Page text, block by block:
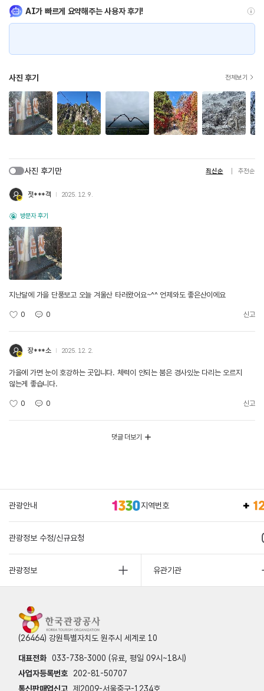
AI가 빠르게 요약해주는 사용자 후기!
사진 후기 전체보기
사진 후기만 최신순 추천순
젓***객 2025. 12. 9.
방문자 후기
지난달에 가을 단풍보고 오늘 겨울산 타러왔어요~^^ 언제와도 좋은산이에요
0 0 신고
장***소 2025. 12. 2.
가을에 가면 눈이 호강하는 곳입니다. 체력이 안되는 붐은 경사있눈 다리는 오르지
않는게 좋습니다.
0 0 신고
댓글 더보기
관광안내 지역번호
관광정보 수정/신규요청
관광정보 유관기관
(26464) 강원특별자치도 원주시 세계로 10
대표전화 033-738-3000 (유료, 평일 09시~18시)
사업자등록번호
202-81-50707
통신판매업신고 제2009-서울중구-1234호